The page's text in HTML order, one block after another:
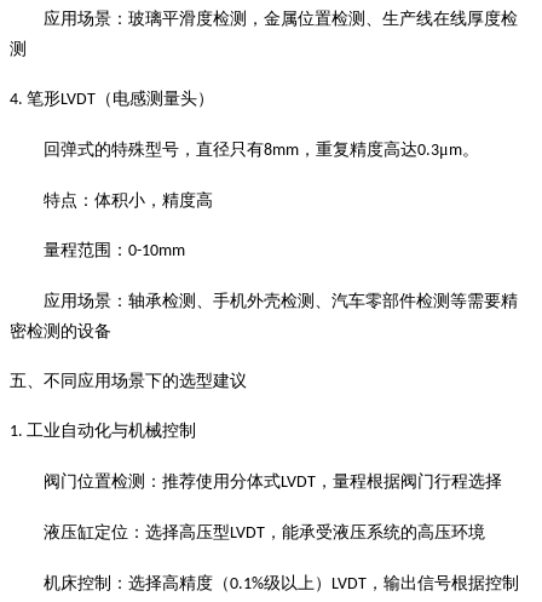
应用场景：玻璃平滑度检测，金属位置检测、生产线在线厚度检
测
4. 笔形LVDT （电感测量头）
回弹式的特殊型号，直径只有8mm ，重复精度高达0.3μm。
特点：体积小，精度高
量程范围： 0-10mm
应用场景：轴承检测、手机外壳检测、汽车零部件检测等需要精
密检测的设备
五、不同应用场景下的选型建议
1. 工业自动化与机械控制
阀门位置检测：推荐使用分体式LVDT ，量程根据阀门行程选择
液压缸定位：选择高压型 LVDT ，能承受液压系统的高压环境
机床控制：选择高精度（0.1%级以上） LVDT ，输出信号根据控制